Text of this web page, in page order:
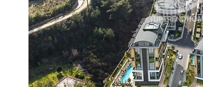
Сочи —Локация
Алания —Локация
Бангкок Локация
Новороссийск —Локация